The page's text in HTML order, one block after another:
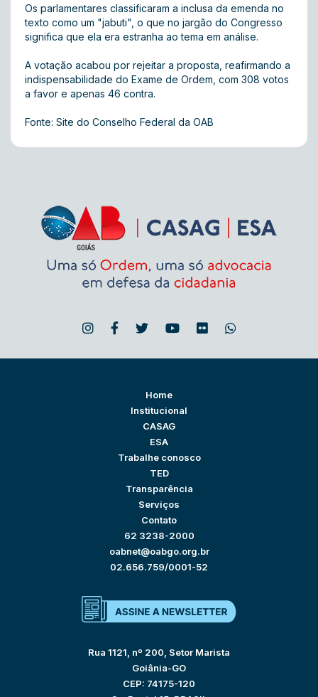
Os parlamentares classificaram a inclusa da emenda no
texto como um "jabuti", o que no jargão do Congresso
significa que ela era estranha ao tema em análise.
A votação acabou por rejeitar a proposta, reafirmando a
indispensabilidade do Exame de Ordem, com 308 votos
a favor e apenas 46 contra.
Fonte: Site do Conselho Federal da OAB
Home
Institucional
CASAG
ESA
Trabalhe conosco
TED
Transparência
Serviços
Contato
62 3238-2000
oabnet@oabgo.org.br
02.656.759/0001-52
Rua 1121, nº 200, Setor Marista
Goiânia-GO
CEP: 74175-120